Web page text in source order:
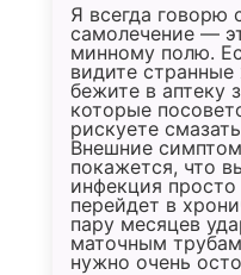
Я всегда говорю
самолечение —
минному полю.
видите
бежите в аптеку
которые
рискуете
Внешние
покажется, что
инфекция просто
перейдет в
пару месяцев
маточным
нужно очень